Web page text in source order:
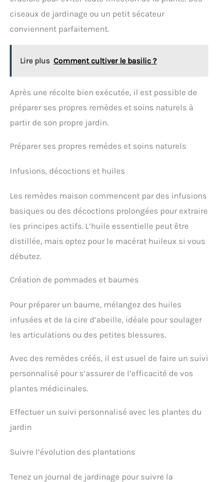
ciseaux de jardinage ou un petit sécateur
conviennent parfaitement.
Lire plus Comment cultiver le basilic ?
Après une récolte bien exécutée, il est possible de
préparer ses propres remèdes et soins naturels à
partir de son propre jardin.
Préparer ses propres remèdes et soins naturels
Infusions, décoctions et huiles
Les remèdes maison commencent par des infusions
basiques ou des décoctions prolongées pour extraire
les principes actifs. L’huile essentielle peut être
distillée, mais optez pour le macérat huileux si vous
débutez.
Création de pommades et baumes
Pour préparer un baume, mélangez des huiles
infusées et de la cire d’abeille, idéale pour soulager
les articulations ou des petites blessures.
Avec des remèdes créés, il est usuel de faire un suivi
personnalisé pour s’assurer de l’efficacité de vos
plantes médicinales.
Effectuer un suivi personnalisé avec les plantes du
jardin
Suivre l’évolution des plantations
Tenez un journal de jardinage pour suivre la